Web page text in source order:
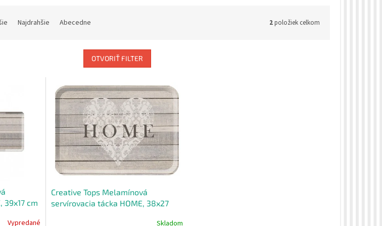
Najdrahšie Abecedne 2položiek celkom
OTVORIŤ FILTER
39x17 cm
Vypredané
Creative Tops Melamínová
servírovacia tácka HOME, 38x27
Skladom